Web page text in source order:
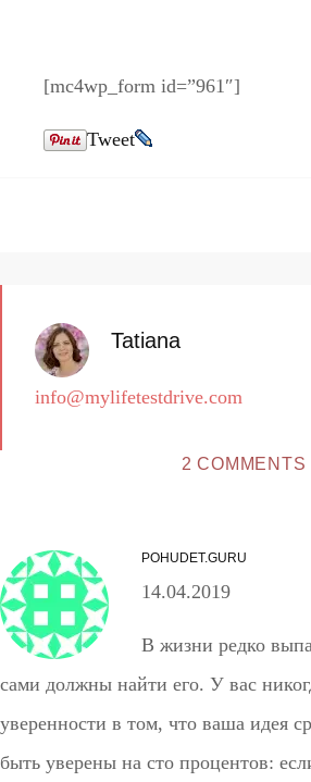
[mc4wp_form id=”961″]
Tweet
Tatiana
info@mylifetestdrive.com
2 COMMENTS
POHUDET.GURU
14.04.2019
В жизни редко
сами должны найти его. У вас
уверенности в том, что ваша идея
быть уверены на сто процентов: